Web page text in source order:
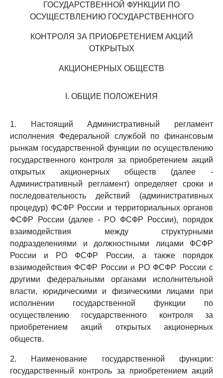
ГОСУДАРСТВЕННОЙ ФУНКЦИИ ПО
ОСУЩЕСТВЛЕНИЮ ГОСУДАРСТВЕННОГО
КОНТРОЛЯ ЗА ПРИОБРЕТЕНИЕМ АКЦИЙ
ОТКРЫТЫХ
АКЦИОНЕРНЫХ ОБЩЕСТВ
I. ОБЩИЕ ПОЛОЖЕНИЯ
1. Настоящий Административный регламент
исполнения Федеральной службой по финансовым
рынкам государственной функции по осуществлению
государственного контроля за приобретением акций
открытых акционерных обществ (далее -
Административный регламент) определяет сроки и
последовательность действий (административных
процедур) ФСФР России и территориальных органов
ФСФР России (далее - РО ФСФР России), порядок
взаимодействия между структурными
подразделениями и должностными лицами ФСФР
России и РО ФСФР России, а также порядок
взаимодействия ФСФР России и РО ФСФР России с
другими федеральными органами исполнительной
власти, юридическими и физическими лицами при
исполнении государственной функции по
осуществлению государственного контроля за
приобретением акций открытых акционерных
обществ.
2. Наименование государственной функции:
государственный контроль за приобретением акций